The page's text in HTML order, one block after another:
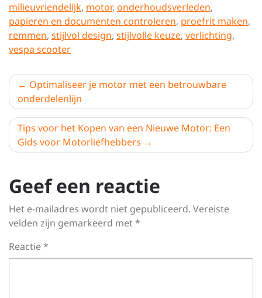
milieuvriendelijk, motor, onderhoudsverleden,
papieren en documenten controleren, proefrit maken,
remmen, stijlvol design, stijlvolle keuze, verlichting,
vespa scooter
Berichtnavigatie
Optimaliseer je motor met een betrouwbare
onderdelenlijn
Tips voor het Kopen van een Nieuwe Motor: Een
Gids voor Motorliefhebbers
Geef een reactie
Het e-mailadres wordt niet gepubliceerd. Vereiste
velden zijn gemarkeerd met*
Reactie*